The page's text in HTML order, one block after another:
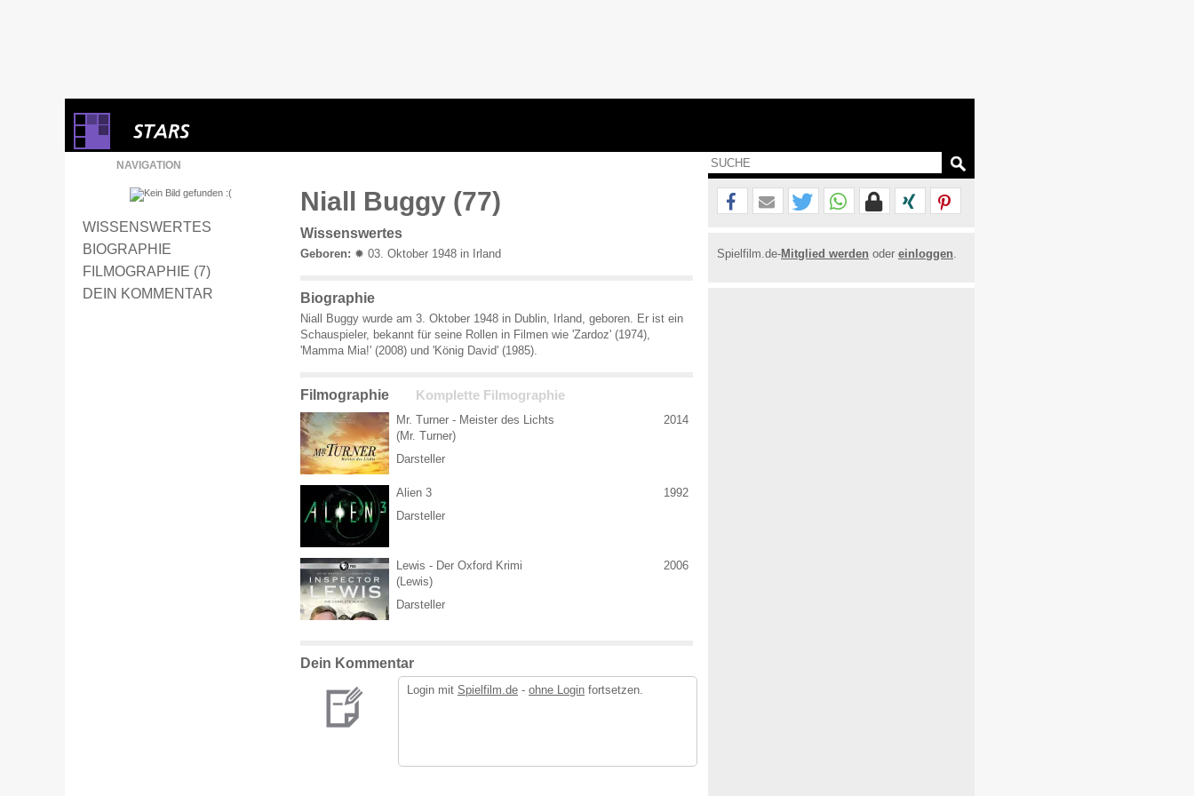
NAVIGATION
WISSENSWERTES
BIOGRAPHIE
FILMOGRAPHIE (7)
DEIN KOMMENTAR
Niall Buggy (77)
Wissenswertes
Geboren: ✹ 03. Oktober 1948 in Irland
Biographie
Niall Buggy wurde am 3. Oktober 1948 in Dublin, Irland, geboren. Er ist ein
Schauspieler, bekannt für seine Rollen in Filmen wie 'Zardoz' (1974),
'Mamma Mia!' (2008) und 'König David' (1985).
Filmographie Komplette Filmographie
Mr. Turner - Meister des Lichts
(Mr. Turner)
Darsteller
2014
Alien 3
Darsteller
1992
Lewis - Der Oxford Krimi
(Lewis)
Darsteller
2006
Dein Kommentar
Login mit Spielfilm.de - ohne Login fortsetzen.
Spielfilm.de-Mitglied werden oder einloggen.